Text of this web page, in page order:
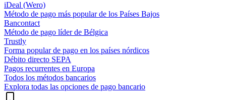
iDeal (Wero)
Método de pago más popular de los Países Bajos
Bancontact
Método de pago líder de Bélgica
Trustly
Forma popular de pago en los países nórdicos
Débito directo SEPA
Pagos recurrentes en Europa
Todos los métodos bancarios
Explora todas las opciones de pago bancario